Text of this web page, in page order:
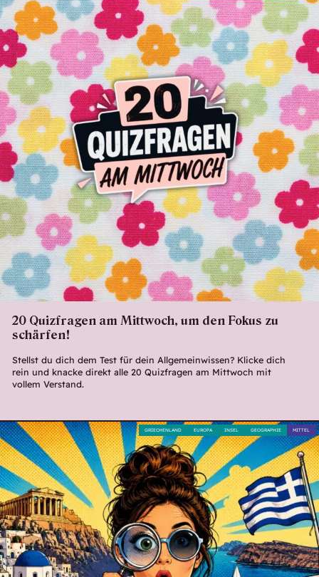
20 Quizfragen am Mittwoch, um den Fokus zu
schärfen!
Stellst du dich dem Test für dein Allgemeinwissen? Klicke dich
rein und knacke direkt alle 20 Quizfragen am Mittwoch mit
vollem Verstand.
MITTEL
GEOGRAPHIE
INSEL
EUROPA
GRIECHENLAND